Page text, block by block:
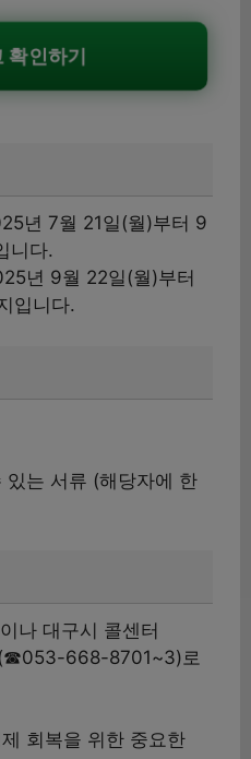
확인하기
년 7월 21일(월)부터 9
니다.
년 9월 22일(월)부터
입니다.
있는 서류 (해당자에 한
나 대구시 콜센터
668-8701~3)로
회복을 위한 중요한